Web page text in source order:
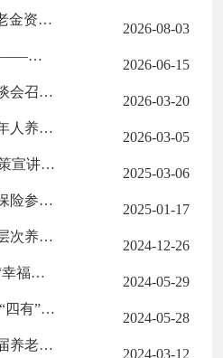
@待遇领取人员，养老金资格认证遇到这些问题怎么办？
2026-08-03
一人一档、按月上门 ——乌海“精准探访”守护老人居家养老
2026-06-15
养老服务消费补贴座谈会召开 政企共商优化举措
2026-03-20
我市中度以上失能老年人养老服务消费补贴项目实现“开门红”
2026-03-05
人社服务“零距离” 政策宣讲进园区 ——市人社局开展惠企政策宣...
2025-03-06
乌海市企业职工养老保险参保人员，申领病残津贴注意事项
2025-01-17
市人社局举办健全多层次养老保险体系银企推介活动
2024-12-26
公园社区助老餐厅：“幸福驿站”上演幸福事儿
2024-05-29
海南区拉僧仲街道： “四有”服务 让“夕阳红”焕发别样光彩
2024-05-28
【视频】乌海市第二届养老护理职业技能大赛举办
2024-03-12